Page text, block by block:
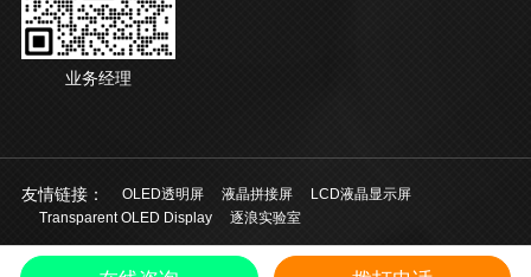
业务经理
友情链接： OLED透明屏 液晶拼接屏
LCD液晶显示屏
Transparent OLED Display
逐浪实验室
© 2021 深圳市起鸿科技有限公司 版权所有粤ICP备20028924号 中文/